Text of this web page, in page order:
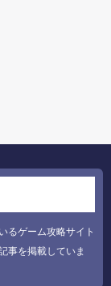
るゲーム攻略サイト
事を掲載していま